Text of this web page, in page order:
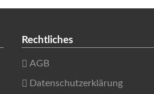
Rechtliches
AGB
Datenschutzerklärung